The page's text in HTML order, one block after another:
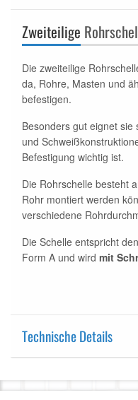
Zweiteilige
Die zweiteilige
da, Rohre, Masten und
befestigen.
Besonders gut eignet
und
Befestigung wichtig ist.
Die Rohrschelle besteht
Rohr montiert werden
verschiedene
Die Schelle entspricht
Form A und wird mit
Technische Details